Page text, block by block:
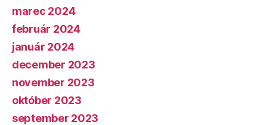
marec 2024
február 2024
január 2024
december 2023
november 2023
október 2023
september 2023